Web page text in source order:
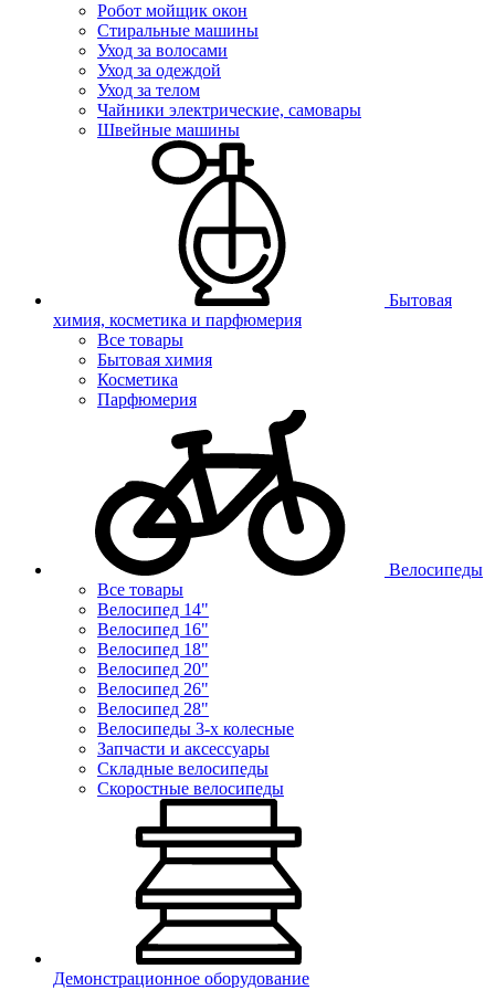
Робот мойщик окон
Стиральные машины
Уход за волосами
Уход за одеждой
Уход за телом
Чайники электрические, самовары
Швейные машины
Бытовая
химия, косметика и парфюмерия
Все товары
Бытовая химия
Косметика
Парфюмерия
Велосипеды
Все товары
Велосипед 14"
Велосипед 16"
Велосипед 18"
Велосипед 20"
Велосипед 26"
Велосипед 28"
Велосипеды 3-х колесные
Запчасти и аксессуары
Складные велосипеды
Скоростные велосипеды
Демонстрационное оборудование